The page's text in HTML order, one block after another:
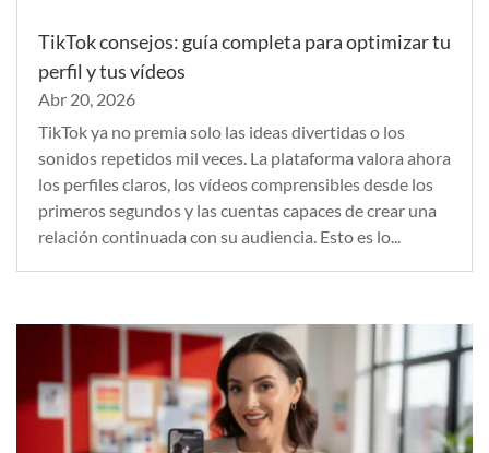
TikTok consejos: guía completa para optimizar tu
perfil y tus vídeos
Abr 20, 2026
TikTok ya no premia solo las ideas divertidas o los
sonidos repetidos mil veces. La plataforma valora ahora
los perfiles claros, los vídeos comprensibles desde los
primeros segundos y las cuentas capaces de crear una
relación continuada con su audiencia. Esto es lo...